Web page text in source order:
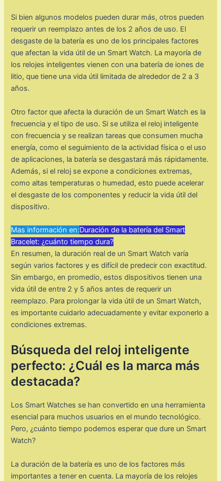
Si bien algunos modelos pueden durar más, otros pueden
requerir un reemplazo antes de los 2 años de uso. El
desgaste de la batería es uno de los principales factores
que afectan la vida útil de un Smart Watch. La mayoría de
los relojes inteligentes vienen con una batería de iones de
litio, que tiene una vida útil limitada de alrededor de 2 a 3
años.
Otro factor que afecta la duración de un Smart Watch es la
frecuencia y el tipo de uso. Si se utiliza el reloj inteligente
con frecuencia y se realizan tareas que consumen mucha
energía, como el seguimiento de la actividad física o el uso
de aplicaciones, la batería se desgastará más rápidamente.
Además, si el reloj se expone a condiciones extremas,
como altas temperaturas o humedad, esto puede acelerar
el desgaste de los componentes y reducir la vida útil del
dispositivo.
Mas información en:Duración de la batería del Smart
Bracelet: ¿cuánto tiempo dura?
En resumen, la duración real de un Smart Watch varía
según varios factores y es difícil de predecir con exactitud.
Sin embargo, en promedio, estos dispositivos tienen una
vida útil de entre 2 y 5 años antes de requerir un
reemplazo. Para prolongar la vida útil de un Smart Watch,
es importante cuidarlo adecuadamente y evitar exponerlo a
condiciones extremas.
Búsqueda del reloj inteligente
perfecto: ¿Cuál es la marca más
destacada?
Los Smart Watches se han convertido en una herramienta
esencial para muchos usuarios en el mundo tecnológico.
Pero, ¿cuánto tiempo podemos esperar que dure un Smart
Watch?
La duración de la batería es uno de los factores más
importantes a tener en cuenta. La mayoría de los relojes